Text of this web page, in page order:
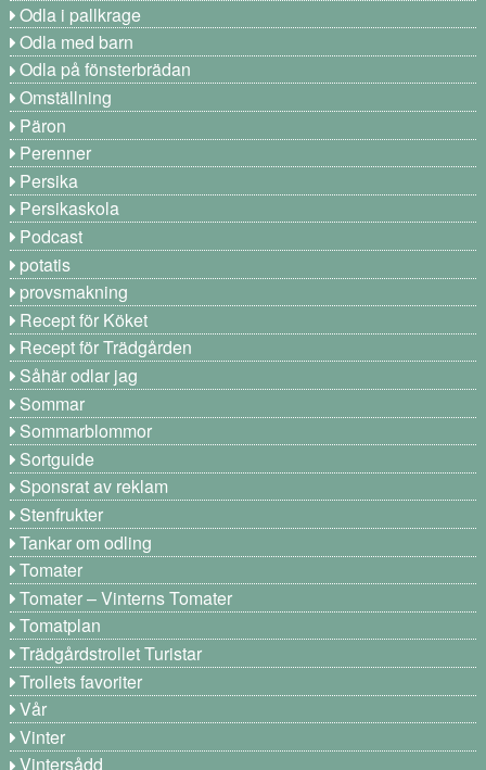
Odla i pallkrage
Odla med barn
Odla på fönsterbrädan
Omställning
Päron
Perenner
Persika
Persikaskola
Podcast
potatis
provsmakning
Recept för Köket
Recept för Trädgården
Såhär odlar jag
Sommar
Sommarblommor
Sortguide
Sponsrat av reklam
Stenfrukter
Tankar om odling
Tomater
Tomater – Vinterns Tomater
Tomatplan
Trädgårdstrollet Turistar
Trollets favoriter
Vår
Vinter
Vintersådd